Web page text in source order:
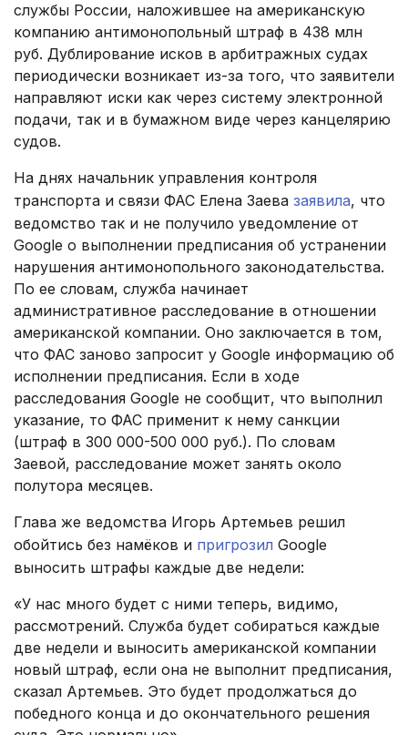
службы России, наложившее на американскую
компанию антимонопольный штраф в 438 млн
руб. Дублирование исков в арбитражных судах
периодически возникает из-за того, что заявители
направляют иски как через систему электронной
подачи, так и в бумажном виде через канцелярию
судов.
На днях начальник управления контроля
транспорта и связи ФАС Елена Заева заявила, что
ведомство так и не получило уведомление от
Google о выполнении предписания об устранении
нарушения антимонопольного законодательства.
По ее словам, служба начинает
административное расследование в отношении
американской компании. Оно заключается в том,
что ФАС заново запросит у Google информацию об
исполнении предписания. Если в ходе
расследования Google не сообщит, что выполнил
указание, то ФАС применит к нему санкции
(штраф в 300 000-500 000 руб.). По словам
Заевой, расследование может занять около
полутора месяцев.
Глава же ведомства Игорь Артемьев решил
обойтись без намёков и пригрозил Google
выносить штрафы каждые две недели:
«У нас много будет с ними теперь, видимо,
рассмотрений. Служба будет собираться каждые
две недели и выносить американской компании
новый штраф, если она не выполнит предписания,
сказал Артемьев. Это будет продолжаться до
победного конца и до окончательного решения